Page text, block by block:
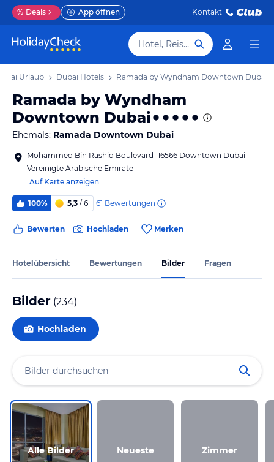
% Deals App öffnen Kontakt
Hotel, Reiseziel
Urlaub Dubai Hotels Ramada by Wyndham Downtown Dubai
Ramada by Wyndham
Downtown Dubai
Ehemals: Ramada Downtown Dubai
Mohammed Bin Rashid Boulevard 116566 Downtown Dubai
Vereinigte Arabische Emirate
Auf Karte anzeigen
100% 5,3 / 6 61 Bewertungen
Bewerten Hochladen Merken
Hotelübersicht Bewertungen Bilder Fragen
Bilder (234)
Hochladen
Alle Bilder Neueste Zimmer